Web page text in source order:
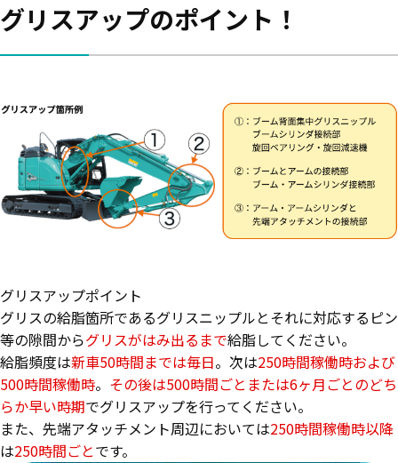
グリスアップのポイント！
グリスアップポイント
グリスの給脂箇所であるグリスニップルとそれに対応するピン
等の隙間からグリスがはみ出るまで給脂してください。
給脂頻度は新車50時間までは毎日。次は250時間稼働時および
500時間稼働時。 その後は500時間ごとまたは6ヶ月ごとのどち
らか早い時期でグリスアップを行ってください。
また、先端アタッチメント周辺においては250時間稼働時以降
は250時間ごとです。